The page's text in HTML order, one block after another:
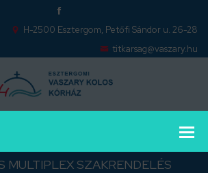
H-2500 Esztergom, Petőfi Sándor u. 26-28
titkarsag@vaszary.hu
MULTIPLEX SZAKRENDELÉS